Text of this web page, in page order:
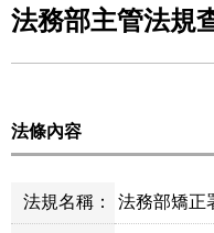
法務部主管法規
法條內容
法規名稱： 法務部矯正